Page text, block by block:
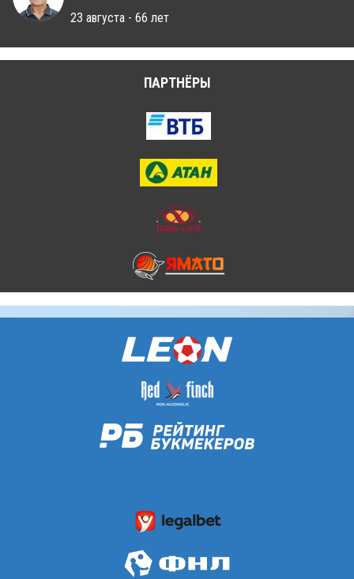
23 августа - 66 лет
ПАРТНЁРЫ